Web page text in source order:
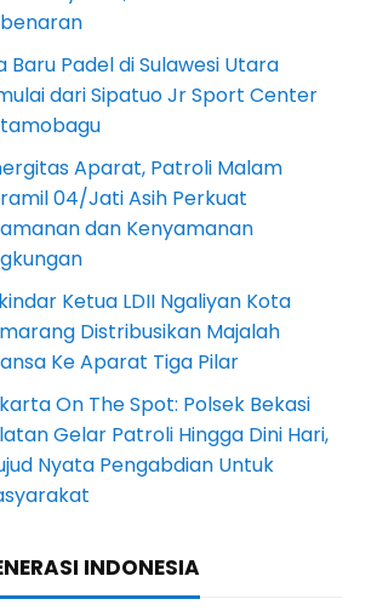
Baru Padel di Sulawesi Utara
dari Sipatuo Jr Sport Center
Aparat, Patroli Malam
04/Jati Asih Perkuat
dan Kenyamanan
Ketua LDII Ngaliyan Kota
Distribusikan Majalah
Ke Aparat Tiga Pilar
On The Spot: Polsek Bekasi
Gelar Patroli Hingga Dini Hari,
Nyata Pengabdian Untuk
INDONESIA